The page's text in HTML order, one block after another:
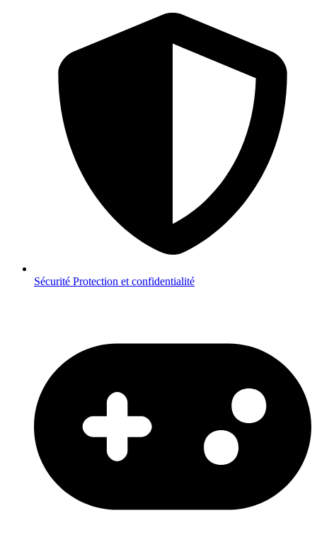
Sécurité Protection et confidentialité